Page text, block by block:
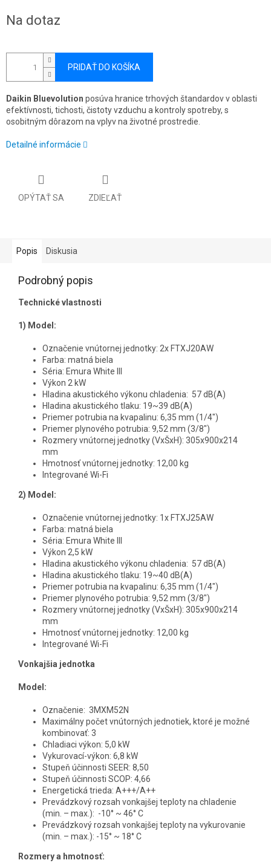
cena:
Na dotaz
PRIDAŤ DO KOŠÍKA
Daikin Bluevolution posúva hranice trhových štandardov v oblasti
efektívnosti, tichosti, čistoty vzduchu a kontroly spotreby, s
osobitným dôrazom na vplyv na životné prostredie.
Detailné informácie
OPÝTAŤ SA ZDIEĽAŤ
Popis Diskusia
Podrobný popis
Technické vlastnosti
1) Model:
Označenie vnútornej jednotky: 2x FTXJ20AW
Farba: matná biela
Séria: Emura White III
Výkon 2 kW
Hladina akustického výkonu chladenia: 57 dB(A)
Hladina akustického tlaku: 19~39 dB(A)
Priemer potrubia na kvapalinu: 6,35 mm (1/4")
Priemer plynového potrubia: 9,52 mm (3/8")
Rozmery vnútornej jednotky (VxŠxH): 305x900x214
mm
Hmotnosť vnútornej jednotky: 12,00 kg
Integrované Wi-Fi
2) Model:
Označenie vnútornej jednotky: 1x FTXJ25AW
Farba: matná biela
Séria: Emura White III
Výkon 2,5 kW
Hladina akustického výkonu chladenia: 57 dB(A)
Hladina akustického tlaku: 19~40 dB(A)
Priemer potrubia na kvapalinu: 6,35 mm (1/4")
Priemer plynového potrubia: 9,52 mm (3/8")
Rozmery vnútornej jednotky (VxŠxH): 305x900x214
mm
Hmotnosť vnútornej jednotky: 12,00 kg
Integrované Wi-Fi
Vonkajšia jednotka
Model:
Označenie: 3MXM52N
Maximálny počet vnútorných jednotiek, ktoré je možné
kombinovať: 3
Chladiaci výkon: 5,0 kW
Vykurovací-výkon: 6,8 kW
Stupeň účinnosti SEER: 8,50
Stupeň účinnosti SCOP: 4,66
Energetická trieda: A+++/A++
Prevádzkový rozsah vonkajšej teploty na chladenie
(min. – max.): -10° ~ 46° C
Prevádzkový rozsah vonkajšej teploty na vykurovanie
(min. – max.): -15° ~ 18° C
Rozmery a hmotnosť: